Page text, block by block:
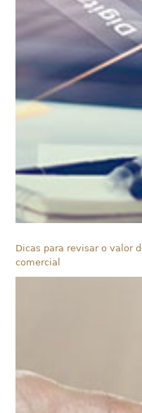
Dicas para revisar o valor
comercial